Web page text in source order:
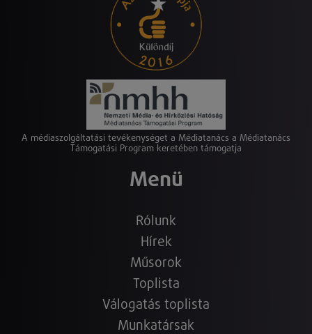
A médiaszolgáltatási tevékenységet a Médiatanács a Médiatanács
Támogatási Program keretében támogatja
Menü
Rólunk
Hírek
Műsorok
Toplista
Válogatás toplista
Munkatársak